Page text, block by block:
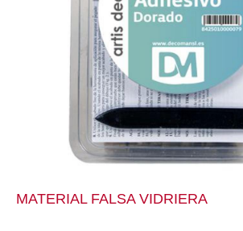
MATERIAL FALSA VIDRIERA